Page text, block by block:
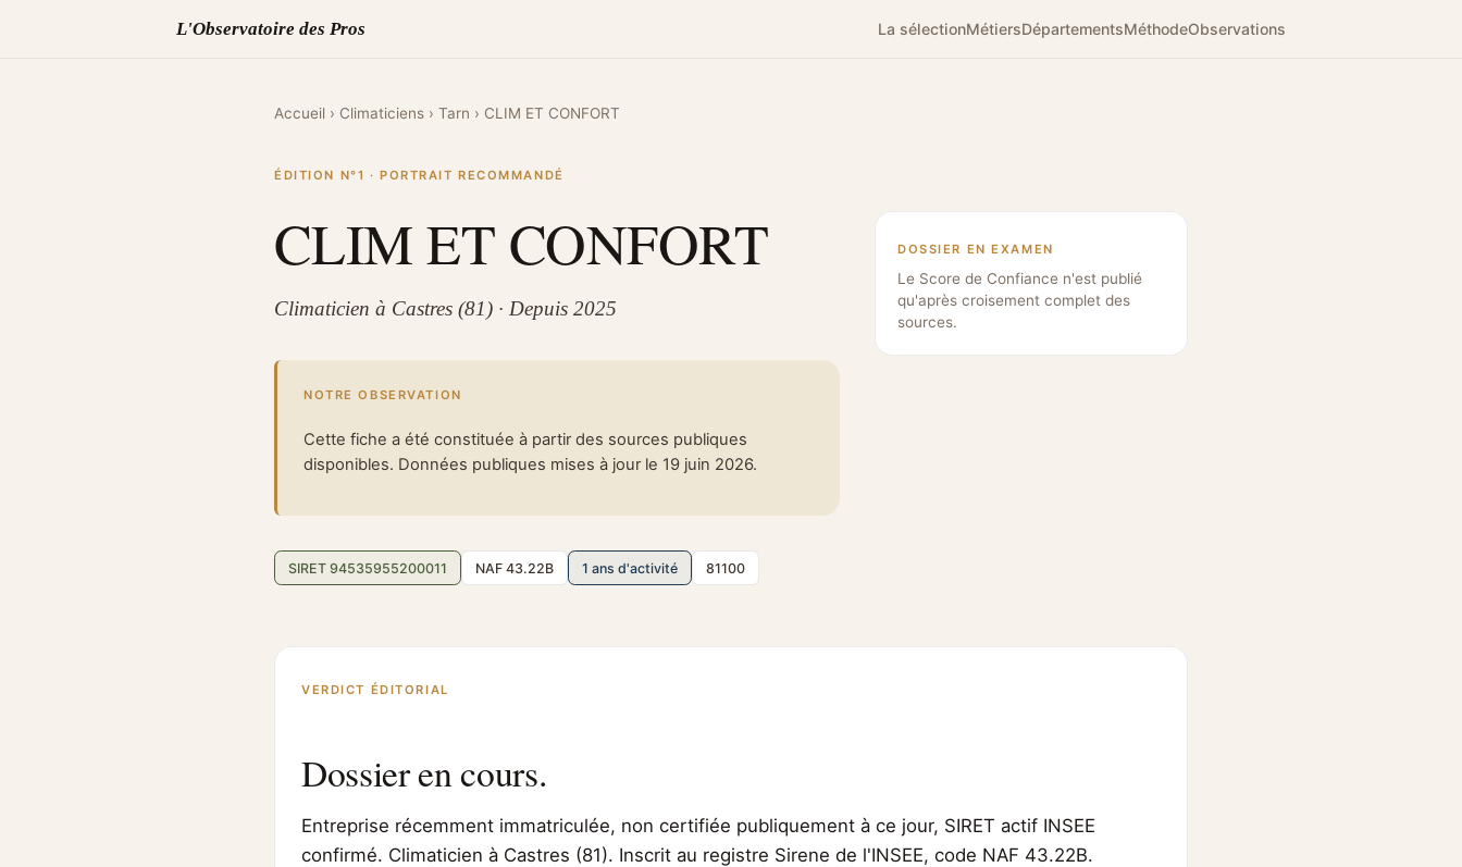
L'Observatoire des Pros La sélectionMétiersDépartementsMéthodeObservations
Accueil › Climaticiens › Tarn › CLIM ET CONFORT
ÉDITION N°1 · PORTRAIT RECOMMANDÉ
CLIM ET CONFORT
Climaticien à Castres (81) · Depuis 2025
NOTRE OBSERVATION
Cette fiche a été constituée à partir des sources publiques
disponibles. Données publiques mises à jour le 19 juin 2026.
SIRET 94535955200011 NAF 43.22B 1 ans d'activité 81100
DOSSIER EN EXAMEN
Le Score de Confiance n'est publié
qu'après croisement complet des
sources.
VERDICT ÉDITORIAL
Dossier en cours.
Entreprise récemment immatriculée, non certifiée publiquement à ce jour, SIRET actif INSEE
confirmé. Climaticien à Castres (81). Inscrit au registre Sirene de l'INSEE, code NAF 43.22B.